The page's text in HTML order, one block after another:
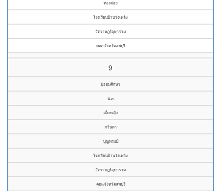
ทองฝอย
โรงเรียนบ้านวังเพลิง
วัดราษฎร์อุษาราม
คณะจังหวัดลพบุรี
9
มัธยมศึกษา
ม.๓
เด็กหญิง
กวินตา
บุญพรมมี
โรงเรียนบ้านวังเพลิง
วัดราษฎร์อุษาราม
คณะจังหวัดลพบุรี